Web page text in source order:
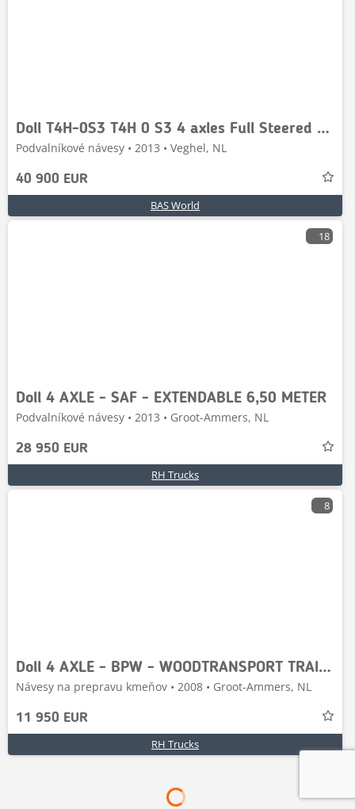
Doll T4H-0S3 T4H 0 S3 4 axles Full Steered Remote Goose
Podvalníkové návesy • 2013 • Veghel, NL
40 900 EUR
BAS World
18
Doll 4 AXLE - SAF - EXTENDABLE 6,50 METER
Podvalníkové návesy • 2013 • Groot-Ammers, NL
28 950 EUR
RH Trucks
8
Doll 4 AXLE - BPW - WOODTRANSPORT TRAILER - 2X LIFTING
Návesy na prepravu kmeňov • 2008 • Groot-Ammers, NL
11 950 EUR
RH Trucks